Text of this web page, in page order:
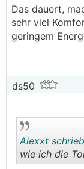
Das dauert,
sehr viel
geringem
ds50
Alexxt
wie ich die